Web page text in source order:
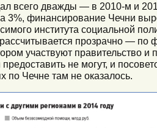
всего дважды — в 2010-м и
3%, финансирование Чечни
института социальной
прозрачно — по
участвуют
не могут, и
по Чечне там не оказалось.